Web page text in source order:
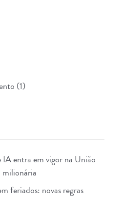
(1)
IA entra em vigor na União
milionária
feriados: novas regras